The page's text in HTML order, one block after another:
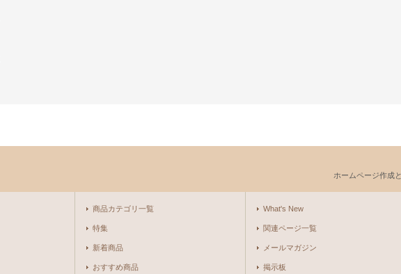
ホームページ作成
商品カテゴリ一覧
特集
新着商品
おすすめ商品
What's New
関連ページ一覧
メールマガジン
掲示板